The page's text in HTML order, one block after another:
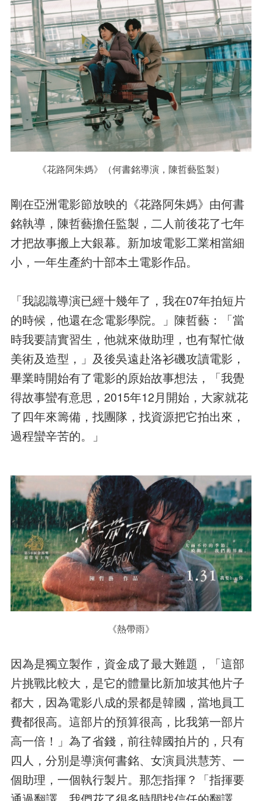
《花路阿朱媽》（何書銘導演，陳哲藝監製）
剛在亞洲電影節放映的《花路阿朱媽》由何書
銘執導，陳哲藝擔任監製，二人前後花了七年
才把故事搬上大銀幕。新加坡電影工業相當細
小，一年生產約十部本土電影作品。
「我認識導演已經十幾年了，我在07年拍短片
的時候，他還在念電影學院。」陳哲藝：「當
時我要請實習生，他就來做助理，也有幫忙做
美術及造型，」及後吳遠赴洛衫磯攻讀電影，
畢業時開始有了電影的原始故事想法，「我覺
得故事蠻有意思，2015年12月開始，大家就花
了四年來籌備，找團隊，找資源把它拍出來，
過程蠻辛苦的。」
《熱帶雨》
因為是獨立製作，資金成了最大難題，「這部
片挑戰比較大，是它的體量比新加坡其他片子
都大，因為電影八成的景都是韓國，當地員工
費都很高。這部片的預算很高，比我第一部片
高一倍！」為了省錢，前往韓國拍片的，只有
四人，分別是導演何書銘、女演員洪慧芳、一
個助理，一個執行製片。那怎指揮？「指揮要